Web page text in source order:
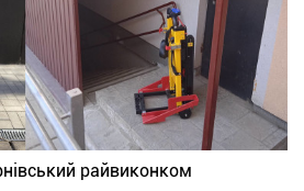
райвиконком